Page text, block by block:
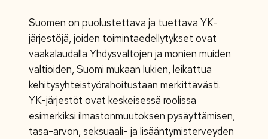
Suomen on puolustettava ja tuettava YK-
järjestöjä, joiden toimintaedellytykset ovat
vaakalaudalla Yhdysvaltojen ja monien muiden
valtioiden, Suomi mukaan lukien, leikattua
kehitysyhteistyörahoitustaan merkittävästi.
YK-järjestöt ovat keskeisessä roolissa
esimerkiksi ilmastonmuutoksen pysäyttämisen,
tasa-arvon, seksuaali- ja lisääntymisterveyden